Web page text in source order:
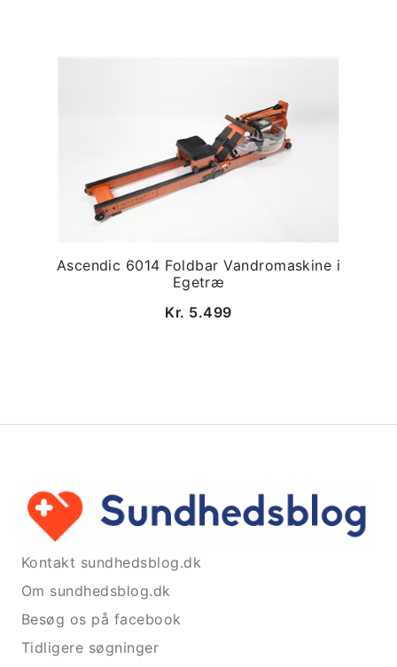
Ascendic 6014 Foldbar Vandromaskine i
Egetræ
Kr. 5.499
Kontakt sundhedsblog.dk
Om sundhedsblog.dk
Besøg os på facebook
Tidligere søgninger